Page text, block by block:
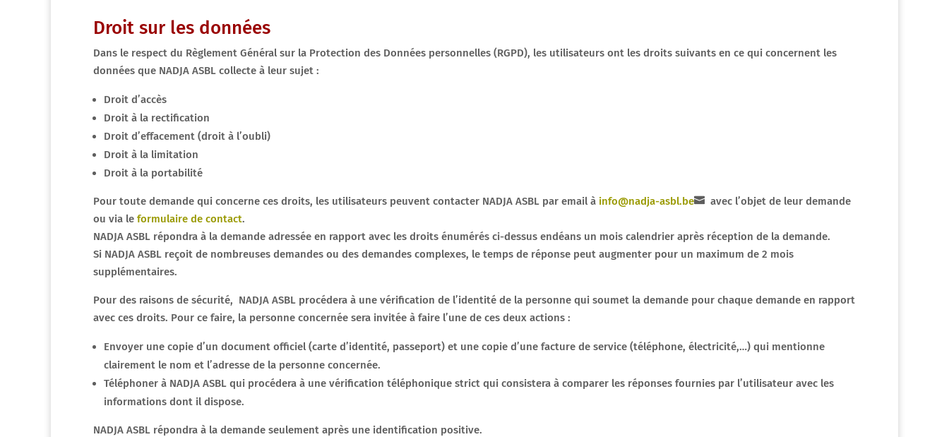
Droit sur les données
Dans le respect du Règlement Général sur la Protection des Données personnelles (RGPD), les utilisateurs ont les droits suivants en ce qui concernent les
données que NADJA ASBL collecte à leur sujet :
Droit d’accès
Droit à la rectification
Droit d’effacement (droit à l’oubli)
Droit à la limitation
Droit à la portabilité
Pour toute demande qui concerne ces droits, les utilisateurs peuvent contacter NADJA ASBL par email à info@nadja-asbl.be
avec l’objet de leur demande
ou via le formulaire de contact.
NADJA ASBL répondra à la demande adressée en rapport avec les droits énumérés ci-dessus endéans un mois calendrier après réception de la demande.
Si NADJA ASBL reçoit de nombreuses demandes ou des demandes complexes, le temps de réponse peut augmenter pour un maximum de 2 mois
supplémentaires.
Pour des raisons de sécurité, NADJA ASBL procédera à une vérification de l’identité de la personne qui soumet la demande pour chaque demande en rapport
avec ces droits. Pour ce faire, la personne concernée sera invitée à faire l’une de ces deux actions :
Envoyer une copie d’un document officiel (carte d’identité, passeport) et une copie d’une facture de service (téléphone, électricité,…) qui mentionne
clairement le nom et l’adresse de la personne concernée.
Téléphoner à NADJA ASBL qui procédera à une vérification téléphonique strict qui consistera à comparer les réponses fournies par l’utilisateur avec les
informations dont il dispose.
NADJA ASBL répondra à la demande seulement après une identification positive.